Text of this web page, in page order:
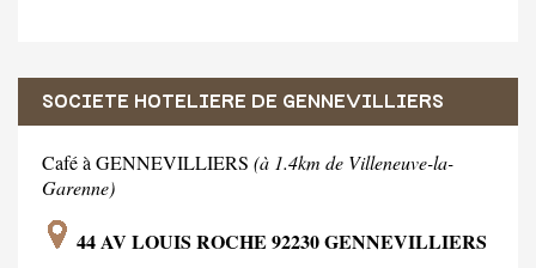
SOCIETE HOTELIERE DE GENNEVILLIERS
Café à GENNEVILLIERS (à 1.4km de Villeneuve-la-
Garenne)
44 AV LOUIS ROCHE 92230 GENNEVILLIERS